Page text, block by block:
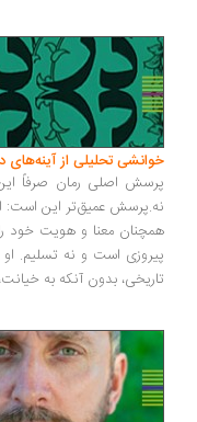
تحلیلی از آینه‌های دردار |
اصلی رمان صرفاً این
عمیق‌تر این است: انسان
معنا و هویت خود را حفظ
است و نه تسلیم. او راهی
بدون آنکه به خیانت، گریز